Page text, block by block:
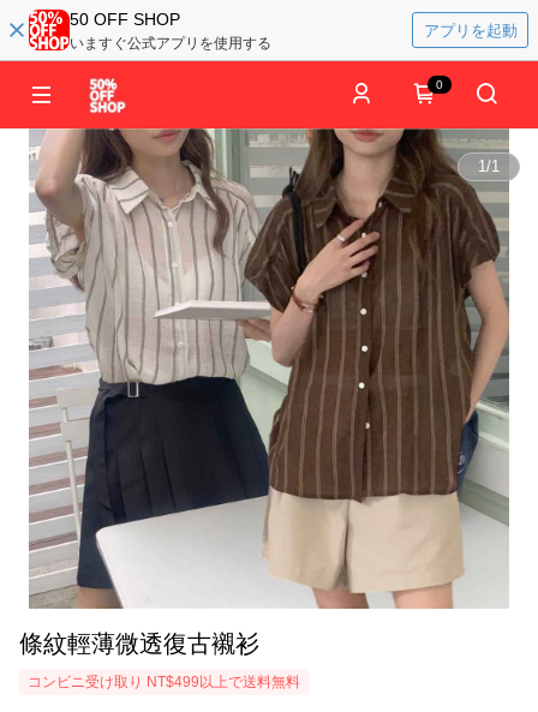
50 OFF SHOP
いますぐ公式アプリを使用する
アプリを起動
0
1/1
條紋輕薄微透復古襯衫
コンビニ受け取り NT$499以上で送料無料